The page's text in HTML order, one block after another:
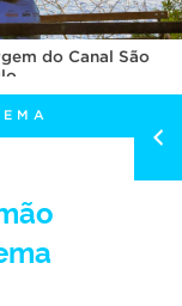
do Canal São